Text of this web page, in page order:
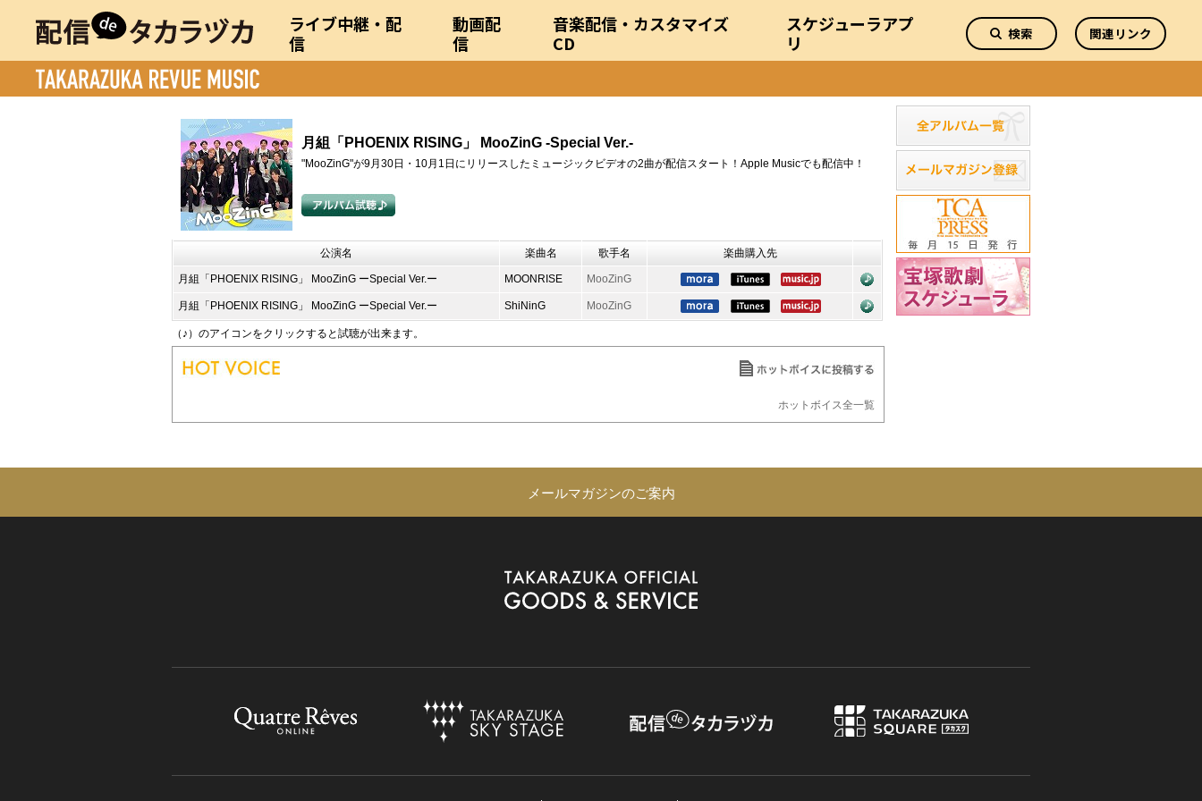
ライブ中継・配
信
動画配
信
音楽配信・カスタマイズ
CD
スケジューラアプ
リ
検索 関連リンク
月組「PHOENIX RISING」 MooZinG -Special Ver.-
"MooZinG"が9月30日・10月1日にリリースしたミュージックビデオの2曲が配信スタート！Apple Musicでも配信中！
公演名 楽曲名 歌手名 楽曲購入先
月組「PHOENIX RISING」 MooZinG ーSpecial Ver.ー MOONRISE MooZinG
月組「PHOENIX RISING」 MooZinG ーSpecial Ver.ー ShiNinG MooZinG
（♪）のアイコンをクリックすると試聴が出来ます。
ホットボイス全一覧
メールマガジンのご案内